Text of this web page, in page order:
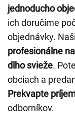
jednoducho
ich doručíme
objednávky.
profesionálne
dlho svieže.
obciach a
Prekvapte
odborníkov.